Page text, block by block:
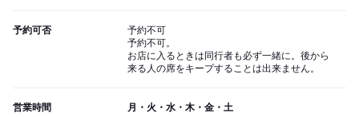
予約可否
予約不可
予約不可。
お店に入るときは同行者も必ず一緒に。後から
来る人の席をキープすることは出来ません。
営業時間 月・火・水・木・金・土